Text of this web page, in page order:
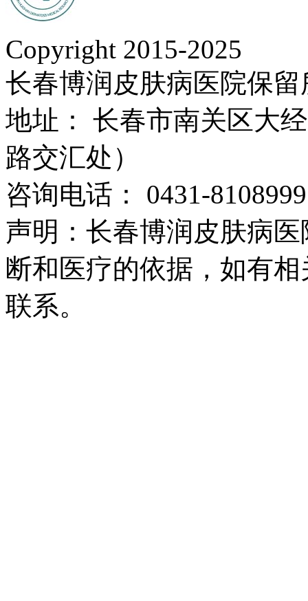
Copyright 2015-2025
长春博润皮肤病医院保
地址： 长春市南关区大
路交汇处）
咨询电话： 0431-
声明：长春博润皮肤病
断和医疗的依据，如有
联系。